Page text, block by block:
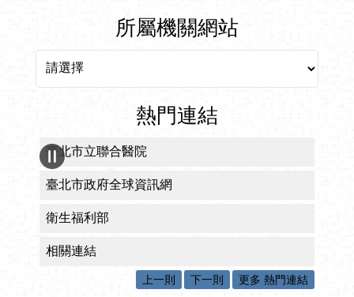
所屬機關網站
熱門連結
臺北市立聯合醫院
臺北市政府全球資訊網
衛生福利部
相關連結
上一則 下一則 更多 熱門連結